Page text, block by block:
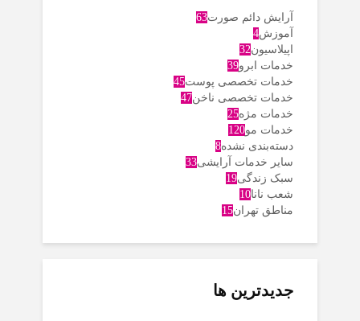
آرایش دائم صورت63
آموزش4
اپیلاسیون32
خدمات ابرو39
خدمات تخصصی پوست45
خدمات تخصصی ناخن47
خدمات مژه25
خدمات مو120
دسته‌بندی نشده8
سایر خدمات آرایشی33
سبک زندگی19
شعب نانا10
مناطق تهران15
جدیدترین ها